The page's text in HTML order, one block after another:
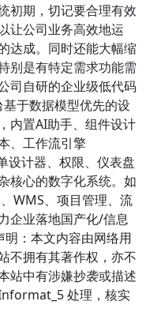
初期，切记要合理有效
让公司业务高效地运
达成。同时还能大幅缩
别是有特定需求功能需
司自研的企业级低代码
于数据模型优先的设
内置AI助手、组件设计
、工作流引擎
设计器、权限、仪表盘
核心的数字化系统。如
WMS、项目管理、流
企业落地国产化/信息
：本文内容由网络用
不拥有其著作权，亦不
站中有涉嫌抄袭或描述
处理，核实